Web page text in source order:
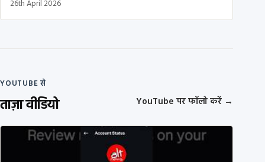
26th April 2026
YOUTUBE से
ताज़ा वीडियो YouTube पर फॉलो करें →